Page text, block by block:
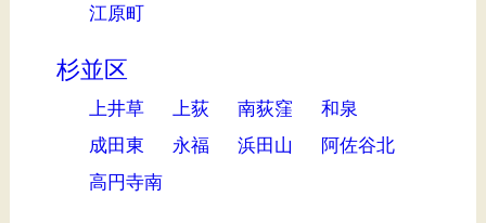
江原町
杉並区
上井草 上荻 南荻窪
和泉
成田東
永福 浜田山
阿佐谷北
高円寺南